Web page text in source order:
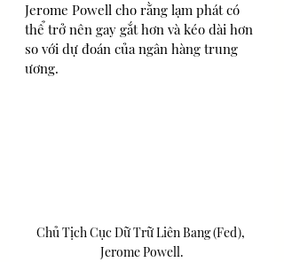
Jerome Powell cho rằng lạm phát có
thể trở nên gay gắt hơn và kéo dài hơn
so với dự đoán của ngân hàng trung
ương.
Chủ Tịch Cục Dữ Trữ Liên Bang (Fed),
Jerome Powell.